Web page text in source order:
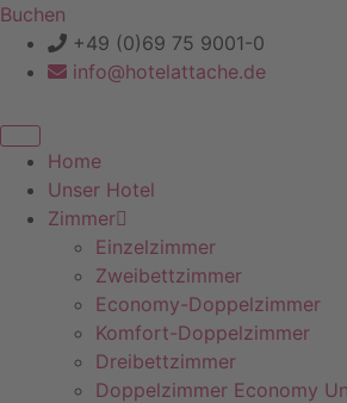
Zum
Inhalt
springen
Buchen
+49 (0)69 75 9001-0
info@hotelattache.de
Home
Unser Hotel
Zimmer
Einzelzimmer
Zweibettzimmer
Economy-Doppelzimmer
Komfort-Doppelzimmer
Dreibettzimmer
Doppelzimmer Economy